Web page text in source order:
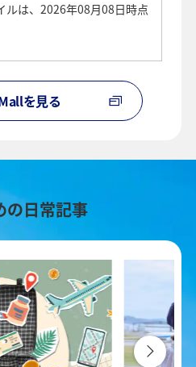
ルは、2026年08月08日時点
を見る
の日常記事